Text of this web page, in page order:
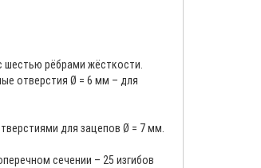
шестью рёбрами жёсткости.
отверстия Ø = 6 мм – для
для зацепов Ø = 7 мм.
сечении – 25 изгибов